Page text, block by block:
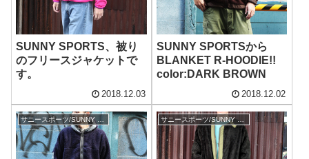
SUNNY SPORTS、被り
のフリースジャケットで
す。
2018.12.03
SUNNY SPORTSから
BLANKET R-HOODIE!!
color:DARK BROWN
2018.12.02
サニースポーツ/SUNNY SPORTS